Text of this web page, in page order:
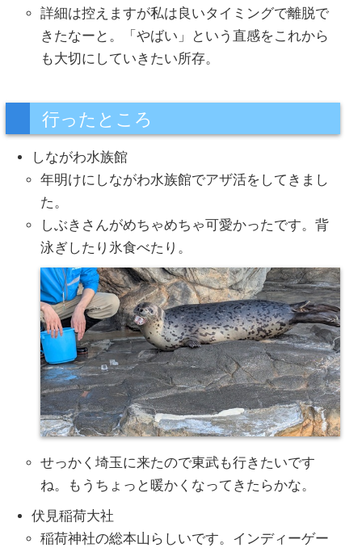
詳細は控えますが私は良いタイミングで離脱で
きたなーと。「やばい」という直感をこれから
も大切にしていきたい所存。
行ったところ
しながわ水族館
年明けにしながわ水族館でアザ活をしてきまし
た。
しぶきさんがめちゃめちゃ可愛かったです。背
泳ぎしたり氷食べたり。
せっかく埼玉に来たので東武も行きたいです
ね。もうちょっと暖かくなってきたらかな。
伏見稲荷大社
稲荷神社の総本山らしいです。インディーゲー